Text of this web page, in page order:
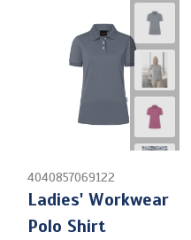
4040857069122
Ladies' Workwear
Polo Shirt